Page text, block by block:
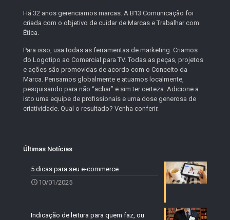
Há 32 anos gerenciamos marcas. A B13 Comunicação foi
criada com o objetivo de cuidar de Marcas e Trabalhar com
Ética.
Para isso, usa todas as ferramentas de marketing. Criamos
do Logotipo ao Comercial para TV. Todas as peças, projetos
e ações são promovidas de acordo com o Conceito da
Marca. Pensamos globalmente e atuamos localmente,
pesquisando para não “achar” e sim ter certeza. Adicione a
isto uma equipe de profissionais e uma dose generosa de
criatividade. Qual o resultado? Venha conferir.
Últimas Notícias
5 dicas para seu e-commerce
10/01/2025
Indicação de leitura para quem faz, ou